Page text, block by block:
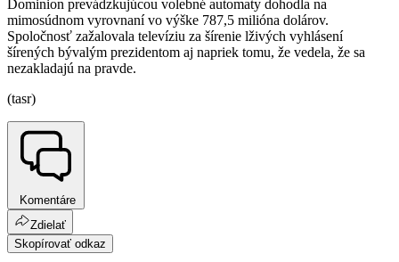
Dominion prevádzkujúcou volebné automaty dohodla na
mimosúdnom vyrovnaní vo výške 787,5 milióna dolárov.
Spoločnosť zažalovala televíziu za šírenie lživých vyhlásení
šírených bývalým prezidentom aj napriek tomu, že vedela, že sa
nezakladajú na pravde.
(tasr)
Komentáre
Zdielať
Skopírovať odkaz